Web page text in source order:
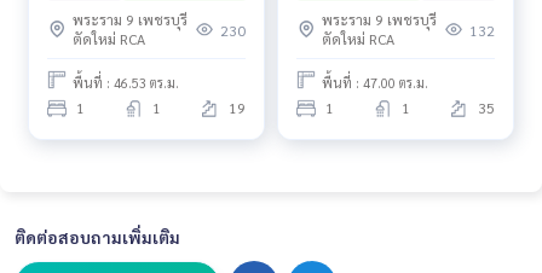
พระราม 9 เพชรบุรี
ตัดใหม่ RCA
230
พื้นที่ : 46.53 ตร.ม.
1 1 19
พระราม 9 เพชรบุรี
ตัดใหม่ RCA
132
พื้นที่ : 47.00 ตร.ม.
1 1 35
ติดต่อสอบถามเพิ่มเติม